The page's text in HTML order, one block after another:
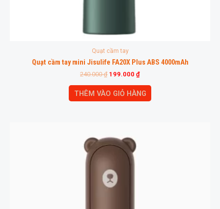
Quạt cầm tay
Quạt cầm tay mini Jisulife FA20X Plus ABS 4000mAh
240.000₫ 199.000 ₫
THÊM VÀO GIỎ HÀNG